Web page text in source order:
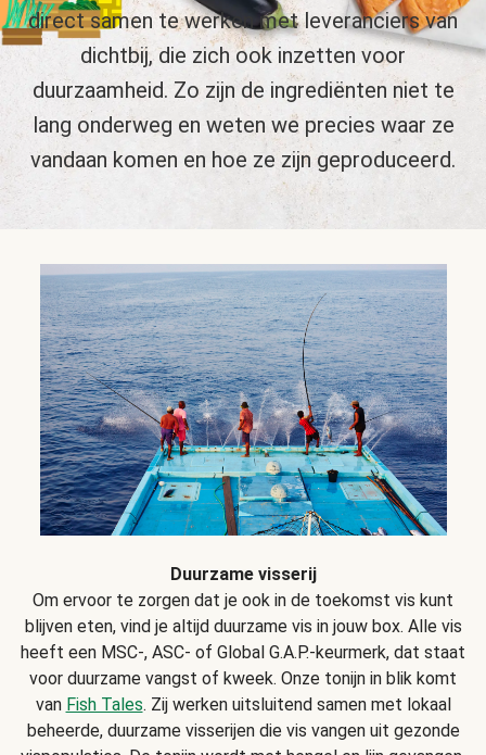
direct samen te werken met leveranciers van
dichtbij, die zich ook inzetten voor
duurzaamheid. Zo zijn de ingrediënten niet te
lang onderweg en weten we precies waar ze
vandaan komen en hoe ze zijn geproduceerd.
Duurzame visserij
Om ervoor te zorgen dat je ook in de toekomst vis kunt
blijven eten, vind je altijd duurzame vis in jouw box. Alle vis
heeft een MSC-, ASC- of Global G.A.P.-keurmerk, dat staat
voor duurzame vangst of kweek. Onze tonijn in blik komt
van Fish Tales. Zij werken uitsluitend samen met lokaal
beheerde, duurzame visserijen die vis vangen uit gezonde